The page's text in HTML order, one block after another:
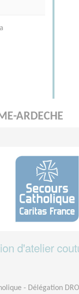
ARDECHE
d'atelier
- Délégation